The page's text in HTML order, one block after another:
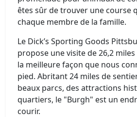
êtes sûr de trouver une course
chaque membre de la famille.
Le Dick’s Sporting Goods
propose une visite de 26,2
la meilleure façon que nous
pied. Abritant 24 miles de
beaux parcs, des attractions
quartiers, le "Burgh" est un
courir.